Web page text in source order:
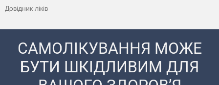
Довідник ліків
САМОЛІКУВАННЯ МОЖЕ
БУТИ ШКІДЛИВИМ ДЛЯ